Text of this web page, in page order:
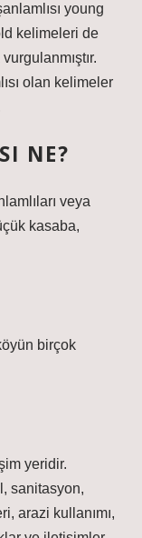
young
kelimeleri de
olan kelimeler
NE?
veya
kasaba,
birçok
yeridir.
sanitasyon,
arazi kullanımı,